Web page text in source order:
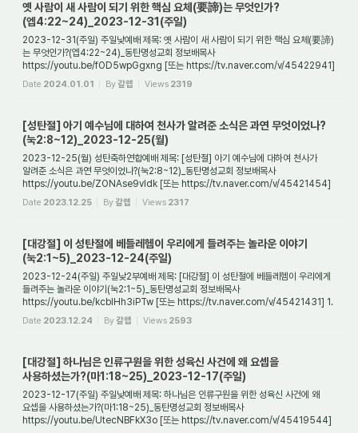
옛 사람이 새 사람이 되기 위한 핵심 요체(要諦)는 무엇인가?
(엡4:22~24)_2023-12-31(주일)
2023-12-31(주일) 주일낮예배 제목: 옛 사람이 새 사람이 되기 위한 핵심 요체(要諦)
는 무엇인가?(엡4:22~24)_동탄명성교회 정보배목사
https://youtu.be/fOD5wpGgxng [또는 https://tv.naver.com/v/45422941]
1. 들어가며 어떻게 하면 사람이 바뀔 수가 있는...
Date 2024.01.01 By갈렙 Views 2319
[성탄절] 아기 예수님에 대하여 천사가 알려준 소식은 과연 무엇이었나?
(눅2:8~12)_2023-12-25(월)
2023-12-25(월) 성탄축하연합예배 제목: [성탄절] 아기 예수님에 대하여 천사가
알려준 소식은 과연 무엇이었나?(눅2:8~12)_동탄명성교회 정보배목사
https://youtu.be/ZONAse9vIdk [또는 https://tv.naver.com/v/45421454]
1. 들어가며 예수께서 탄생했다는 ...
Date 2023.12.25 By갈렙 Views 2317
[대강절] 이 성탄절에 베들레헴이 우리에게 들려주는 놀라운 이야기
(눅2:1~5)_2023-12-24(주일)
2023-12-24(주일) 주일낮2부예배 제목: [대강절] 이 성탄절에 베들레헴이 우리에게
들려주는 놀라운 이야기(눅2:1~5)_동탄명성교회 정보배목사
https://youtu.be/kcbIHh3iPTw [또는 https://tv.naver.com/v/45421431] 1.
들어가며 예수께서는 왜 이 땅에 오셨...
Date 2023.12.24 By갈렙 Views 2593
[대강절] 하나님은 인류구원을 위한 성육신 사건에 왜 요셉을
사용하셨는가?(마1:18~25)_2023-12-17(주일)
2023-12-17(주일) 주일낮예배 제목: 하나님은 인류구원을 위한 성육신 사건에 왜
요셉을 사용하셨는가?(마1:18~25)_동탄명성교회 정보배목사
https://youtu.be/UtecNBFkX3o [또는 https://tv.naver.com/v/45419544]